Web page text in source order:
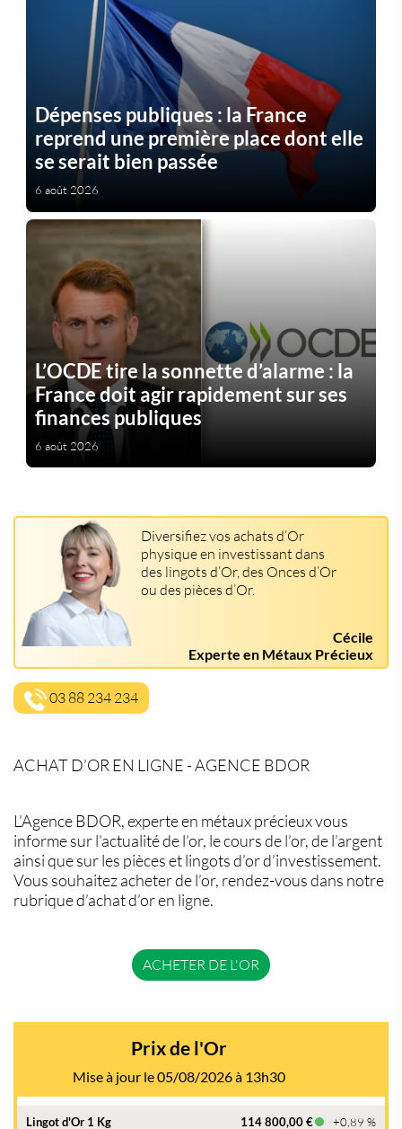
Dépenses publiques : la France
reprend une première place dont elle
se serait bien passée
6 août 2026
L’OCDE tire la sonnette d’alarme : la
France doit agir rapidement sur ses
finances publiques
6 août 2026
Diversifiez vos achats d’Or
physique en investissant dans
des lingots d’Or, des Onces d’Or
ou des pièces d’Or.
Cécile
Experte en Métaux Précieux
03 88 234 234
ACHAT D’OR EN LIGNE - AGENCE BDOR
L’Agence BDOR, experte en métaux précieux vous
informe sur l’actualité de l’or, le cours de l’or, de l’argent
ainsi que sur les pièces et lingots d’or d’investissement.
Vous souhaitez acheter de l’or, rendez-vous dans notre
rubrique d’achat d’or en ligne.
ACHETER DE L'OR
Prix de l'Or
Mise à jour le 05/08/2026 à 13h30
Lingot d'Or 1 Kg 114 800,00 € +0,89 %